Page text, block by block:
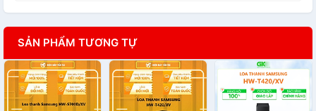
SẢN PHẨM TƯƠNG TỰ